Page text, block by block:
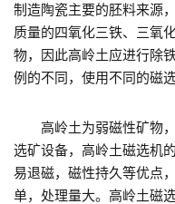
制造陶瓷主要的胚料来源
质量的四氧化三铁、三氧
物，因此高岭土应进行除
例的不同，使用不同的磁
高岭土为弱磁性矿物，
选矿设备，高岭土磁选机
易退磁，磁性持久等优点
单，处理量大。高岭土磁